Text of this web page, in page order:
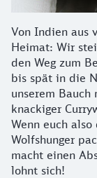
Von Indien aus
Heimat: Wir
den Weg zum
bis spät in die
unserem
knackiger
Wenn euch
Wolfshunger
macht einen
lohnt sich!